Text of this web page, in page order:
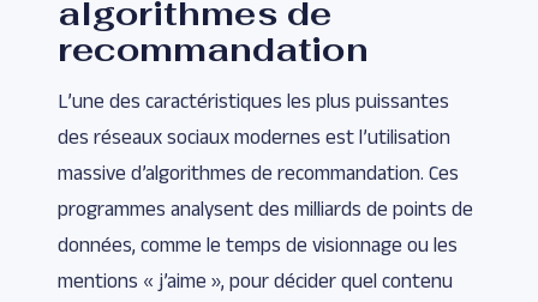
algorithmes de
recommandation
L’une des caractéristiques les plus puissantes
des réseaux sociaux modernes est l’utilisation
massive d’algorithmes de recommandation. Ces
programmes analysent des milliards de points de
données, comme le temps de visionnage ou les
mentions « j’aime », pour décider quel contenu